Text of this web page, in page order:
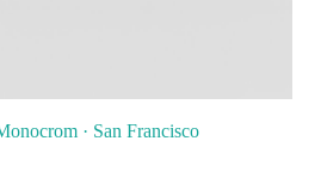
· San Francisco